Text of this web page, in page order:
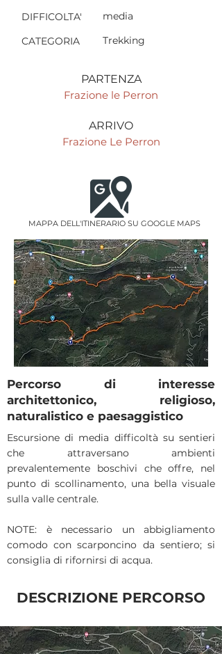
DIFFICOLTA'
CATEGORIA
media
Trekking
PARTENZA
Frazione le Perron
ARRIVO
Frazione Le Perron
MAPPA DELL'ITINERARIO SU GOOGLE MAPS
Percorso di interesse
architettonico, religioso,
naturalistico e paesaggistico
Escursione di media difficoltà su sentieri
che attraversano ambienti
prevalentemente boschivi che offre, nel
punto di scollinamento, una bella visuale
sulla valle centrale.
NOTE: è necessario un abbigliamento
comodo con scarponcino da sentiero; si
consiglia di rifornirsi di acqua.
DESCRIZIONE PERCORSO